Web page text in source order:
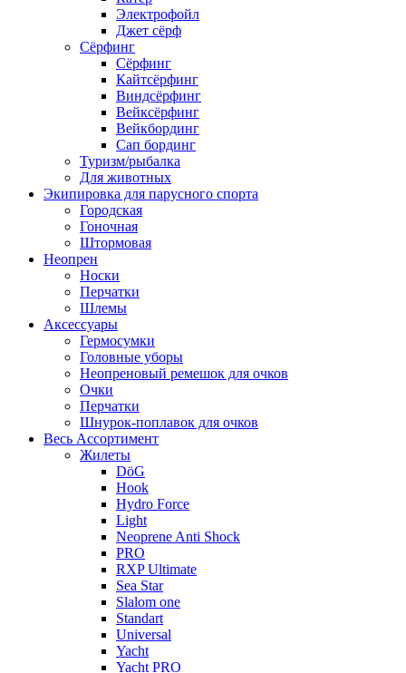
Электрофойл
Джет сёрф
Сёрфинг
Сёрфинг
Кайтсёрфинг
Виндсёрфинг
Вейксёрфинг
Вейкбординг
Сап бординг
Туризм/рыбалка
Для животных
Экипировка для парусного спорта
Городская
Гоночная
Штормовая
Неопрен
Носки
Перчатки
Шлемы
Аксессуары
Гермосумки
Головные уборы
Неопреновый ремешок для очков
Очки
Перчатки
Шнурок-поплавок для очков
Весь Ассортимент
Жилеты
DöG
Hook
Hydro Force
Light
Neoprene Anti Shock
PRO
RXP Ultimate
Sea Star
Slalom one
Standart
Universal
Yacht
Yacht PRO